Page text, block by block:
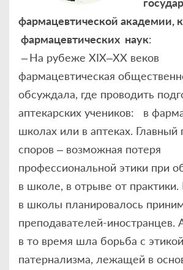
фармацевтической академии,
фармацевтических наук:
– На рубеже XIX–XX веков
фармацевтическая
обсуждала, где проводить
аптекарских учеников: в
школах или в аптеках. Главный
споров – возможная потеря
профессиональной этики при
в школе, в отрыве от практики.
в школы планировалось
преподавателей-иностранцев.
в то время шла борьба с этикой
патернализма, лежащей в